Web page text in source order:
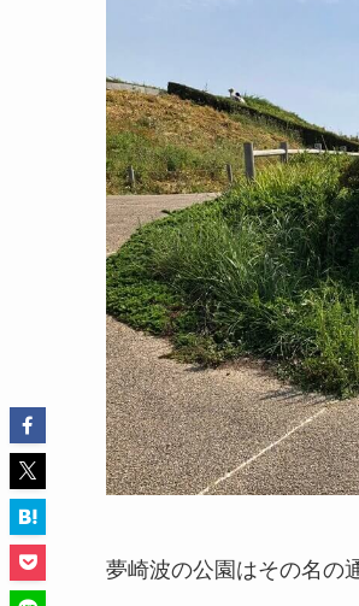
夢崎波の公園はその名の